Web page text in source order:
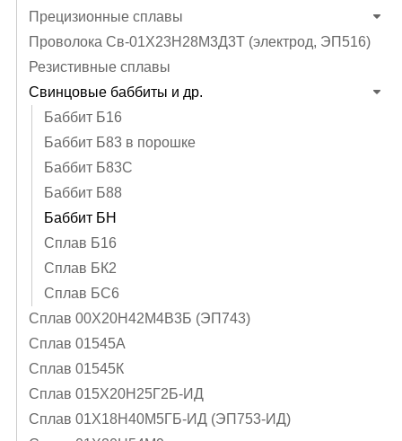
Прецизионные сплавы
Проволока Св-01Х23Н28М3Д3Т (электрод, ЭП516)
Резистивные сплавы
Свинцовые баббиты и др.
Баббит Б16
Баббит Б83 в порошке
Баббит Б83С
Баббит Б88
Баббит БН
Сплав Б16
Сплав БК2
Сплав БС6
Сплав 00Х20Н42М4В3Б (ЭП743)
Сплав 01545А
Сплав 01545К
Сплав 015Х20Н25Г2Б-ИД
Сплав 01Х18Н40М5ГБ-ИД (ЭП753-ИД)